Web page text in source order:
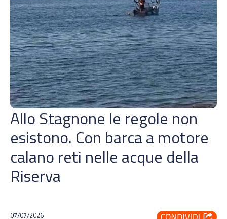
Allo Stagnone le regole non
esistono. Con barca a motore
calano reti nelle acque della
Riserva
07/07/2026